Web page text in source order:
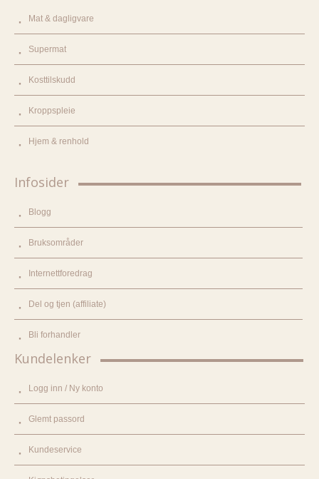
Mat & dagligvare
Supermat
Kosttilskudd
Kroppspleie
Hjem & renhold
Infosider
Blogg
Bruksområder
Internettforedrag
Del og tjen (affiliate)
Bli forhandler
Kundelenker
Logg inn / Ny konto
Glemt passord
Kundeservice